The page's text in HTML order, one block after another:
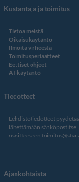
Kustantaja ja toimitus
Tietoa meistä
Oikaisukäytäntö
Ilmoita virheestä
Toimitusperiaatteet
Eettiset ohjeet
AI-käytäntö
Tiedotteet
Lehdistötiedotteet
lähettämään sähköpostitse
osoitteeseen
Ajankohtaista